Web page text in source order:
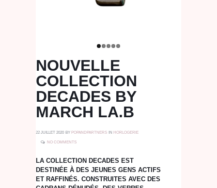
NOUVELLE
COLLECTION
DECADES BY
MARCH LA.B
22 JUILLET 2020 BY POPANDPARTNERS IN HORLOGERIE
NO COMMENTS
LA COLLECTION DECADES EST
DESTINÉE À DES JEUNES GENS ACTIFS
ET RAFFINÉS. CONSTRUITES AVEC DES